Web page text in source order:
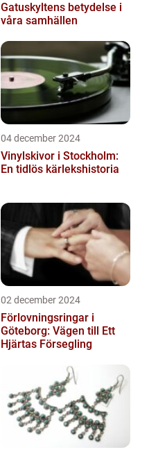
Gatuskyltens betydelse i
våra samhällen
04 december 2024
Vinylskivor i Stockholm:
En tidlös kärlekshistoria
02 december 2024
Förlovningsringar i
Göteborg: Vägen till Ett
Hjärtas Försegling